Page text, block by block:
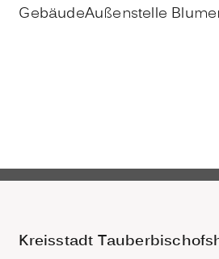
GebäudeAußenstelle
Kreisstadt